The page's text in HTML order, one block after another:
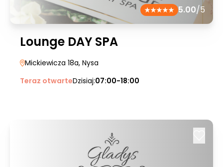
5.00/5
Lounge DAY SPA
Mickiewicza 18a, Nysa
Teraz otwarteDzisiaj:07:00-18:00